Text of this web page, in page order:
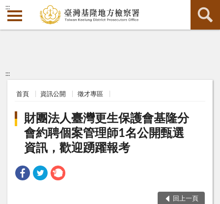
:::
:::
首頁 資訊公開 徵才專區
財團法人臺灣更生保護會基隆分
會約聘個案管理師1名公開甄選
資訊，歡迎踴躍報考
回上一頁